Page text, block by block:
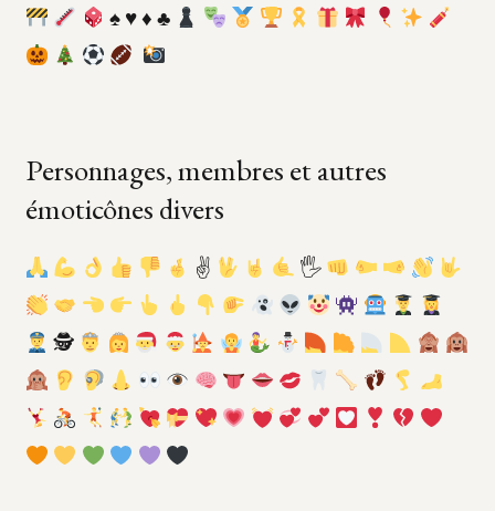
♠️ ♥️♦️ ♣️
Personnages, membres et autres
émoticônes divers
✌ 🖐
‍ 🕵